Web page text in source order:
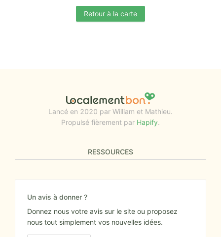
Retour à la carte
Lancé en 2020 par William et Mathieu.
Propulsé fièrement par Hapify.
RESSOURCES
Un avis à donner ?
Donnez nous votre avis sur le site ou proposez
nous tout simplement vos nouvelles idées.